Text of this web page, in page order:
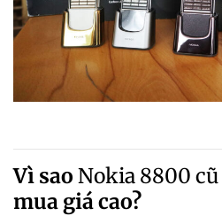
Vì sao Nokia 8800 cũ
mua giá cao?